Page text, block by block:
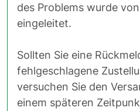
des Problems wurde
eingeleitet.
Sollten Sie eine
fehlgeschlagene
versuchen Sie den
einem späteren